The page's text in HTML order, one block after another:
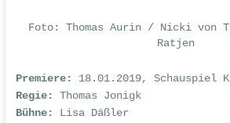
Foto: Thomas Aurin / Nicki von
Ratjen
Premiere:
18.01.2019, Schauspiel
Regie:
Thomas Jonigk
Bühne:
Lisa Däßler